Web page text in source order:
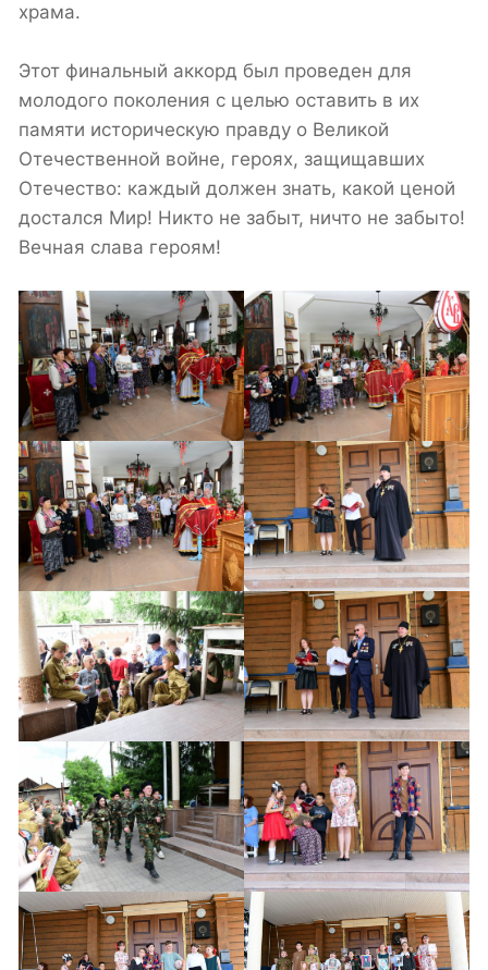
храма.
Этот финальный аккорд был проведен для
молодого поколения с целью оставить в их
памяти историческую правду о Великой
Отечественной войне, героях, защищавших
Отечество: каждый должен знать, какой ценой
достался Мир! Никто не забыт, ничто не забыто!
Вечная слава героям!